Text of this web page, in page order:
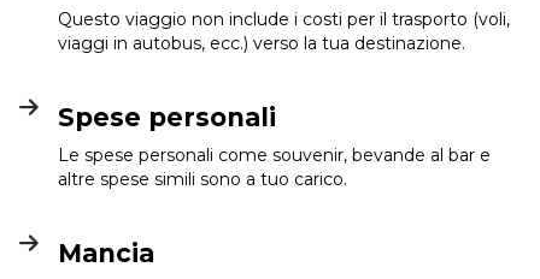
Questo viaggio non include i costi per il trasporto (voli,
viaggi in autobus, ecc.) verso la tua destinazione.
Spese personali
Le spese personali come souvenir, bevande al bar e
altre spese simili sono a tuo carico.
Mancia